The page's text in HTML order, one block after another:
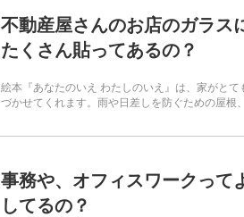
不動産屋さんのお店のガラス
たくさん貼ってあるの？
絵本『あなたのいえ わたしのいえ』は、家がと
づかせてくれます。雨や日差しを防ぐための屋根
事務や、オフィスワークって
してるの？